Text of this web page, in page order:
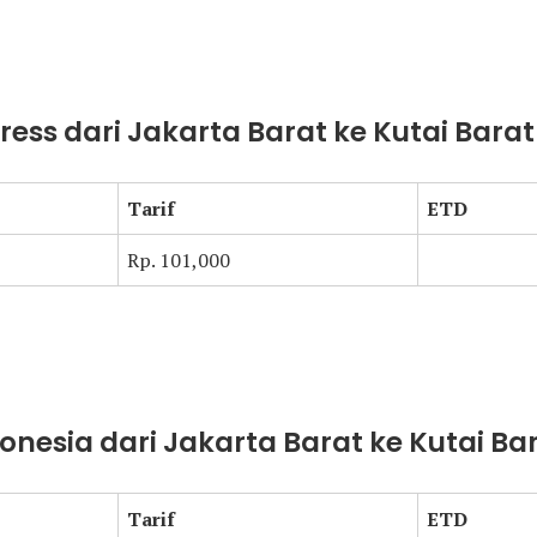
dari Jakarta Barat ke Kutai Barat
Tarif
ETD
Rp. 101,000
dari Jakarta Barat ke Kutai
Tarif ETD